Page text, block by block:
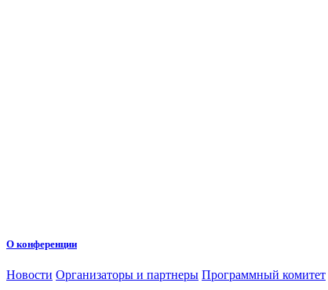
О конференции
Новости Организаторы и партнеры Программный комитет